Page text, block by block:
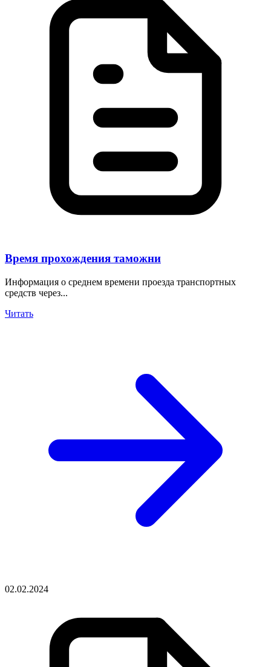
Время прохождения таможни
Информация о среднем времени проезда транспортных
средств через...
Читать
02.02.2024